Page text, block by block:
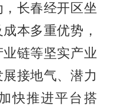
长春经开区坐
本多重优势，
链等坚实产业
接地气、潜力
快推进平台搭